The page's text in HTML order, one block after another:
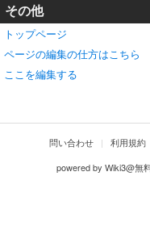
その他
トップページ
ページの編集の仕方はこちら
ここを編集する
問い合わせ 利用規約
powered by Wiki3@無